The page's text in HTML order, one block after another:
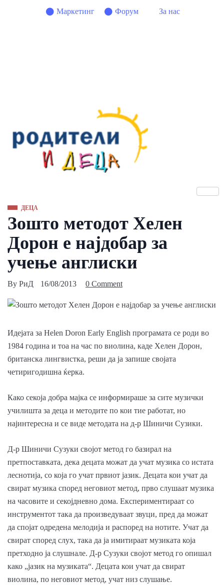
Маркетинг Форум За нас
ДЕЦА
Зошто методот Хелен
Дорон е најдобар за
учење англиски
By РиД 16/08/2013 0 Comment
Идејата за Helen Doron Early English програмата се роди во
1984 година и тоа на час по виолина, каде Хелен Дорон,
британска лингвистка, реши да ја запише својата
четиригодишна ќерка.
Како секоја добра мајка се информираше за сите музички
училишта за деца и методите по кои тие работат, но
најинтересна и се виде методата на д-р Шиничи Сузики.
Д-р Шиничи Сузуки својот метод го базирал на
претпоставката, дека децата можат да учат музика со истата
леснотија, со која го учат првиот јазик. Децата кои учат да
свират музика според неговиот метод, прво слушаат музика
на часовите и секојдневно дома. Експериментираат со
инструментот така да произведуваат звуци, пред да можат
да спојат одредена мелодија и распоред на нотите. Учат да
свират според слух, така да ја имитираат музиката која
претходно ја слушнале. Д-р Сузуки својот метод го опишал
како „јазик на музиката“. Децата кои учат да свират
виолина, по неговиот метод, учат низ слушање.